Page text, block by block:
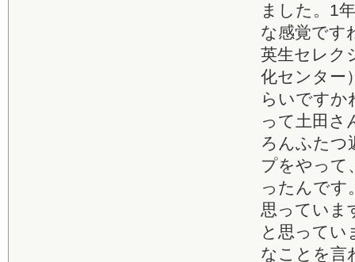
ました。1
な感覚です
英生セレク
化センター
らいですか
って土田さ
ろんふたつ
プをやって
ったんです
思っていま
と思ってい
なことを言